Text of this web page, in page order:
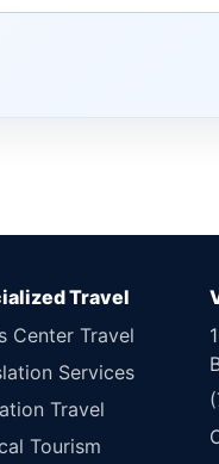
Travel
Center Travel
Services
Travel
Tourism